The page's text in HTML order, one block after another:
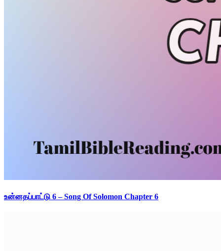
உன்னதப்பாட்டு 6 – Song Of Solomon Chapter 6